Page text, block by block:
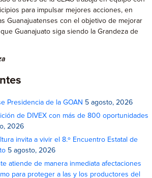
para impulsar mejores acciones, en
Guanajuatenses con el objetivo de mejorar
Guanajuato siga siendo la Grandeza de
Presidencia de la GOAN 5 agosto, 2026
de DIVEX con más de 800 oportunidades
2026
invita a vivir el 8.º Encuentro Estatal de
5 agosto, 2026
atiende de manera inmediata afectaciones
para proteger a las y los productores del